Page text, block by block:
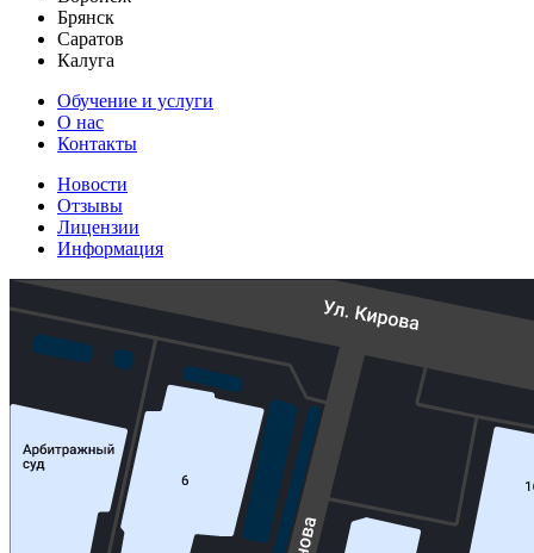
Брянск
Саратов
Калуга
Обучение и услуги
О нас
Контакты
Новости
Отзывы
Лицензии
Информация